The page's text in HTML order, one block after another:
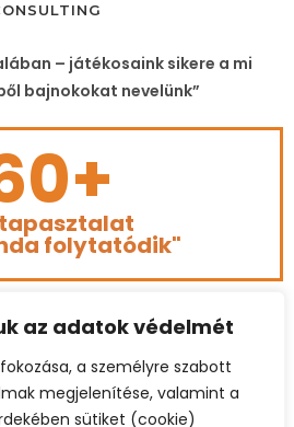
az adatok védelmét
a személyre szabott
megjelenítése, valamint a
sütiket (cookie)
– játékosaink sikere a mi
bajnokokat nevelünk”
folytatódik"